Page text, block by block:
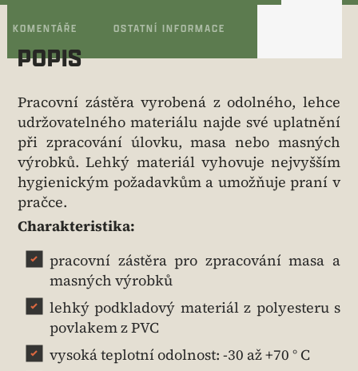
KOMENTÁŘE OSTATNÍ INFORMACE
POPIS
Pracovní zástěra vyrobená z odolného, lehce
udržovatelného materiálu najde své uplatnění
při zpracování úlovku, masa nebo masných
výrobků. Lehký materiál vyhovuje nejvyšším
hygienickým požadavkům a umožňuje praní v
pračce.
Charakteristika:
pracovní zástěra pro zpracování masa a
masných výrobků
lehký podkladový materiál z polyesteru s
povlakem z PVC
vysoká teplotní odolnost: -30 až +70 ° C